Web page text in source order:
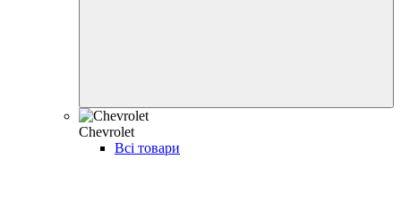
Chevrolet
Всі товари